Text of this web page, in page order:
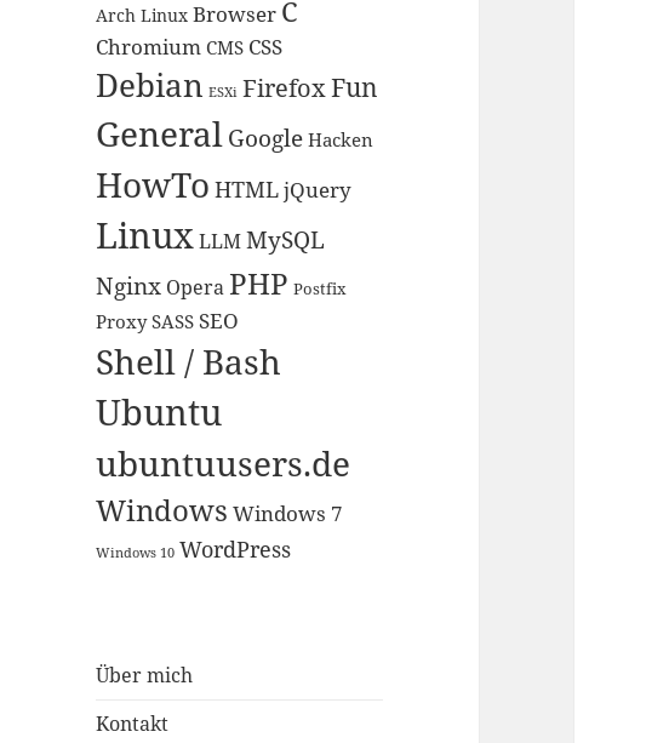
Arch Linux Browser C
Chromium CMS CSS
Debian ESXi FirefoxFun
GeneralGoogle Hacken
HowTo HTMLjQuery
LinuxLLMMySQL
Nginx Opera PHP Postfix
Proxy SASS SEO
Shell / Bash
Ubuntu
ubuntuusers.de
Windows Windows 7
Windows 10 WordPress
Über mich
Kontakt